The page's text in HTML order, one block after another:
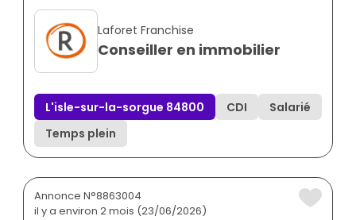
Laforet Franchise
Conseiller en immobilier
L'isle-sur-la-sorgue 84800 CDI
Salarié
Temps plein
Annonce N°8863004
il y a environ 2 mois (23/06/2026)